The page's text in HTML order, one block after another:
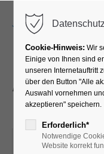
22.06.2025,
Cookie-Hinweis: Wir
Einige von Ihnen sind
unseren Internetauftritt
über den Button "Alle
Auswahl vornehmen
akzeptieren" speichern.
Erforderlich*
Notwendige
Website korrekt